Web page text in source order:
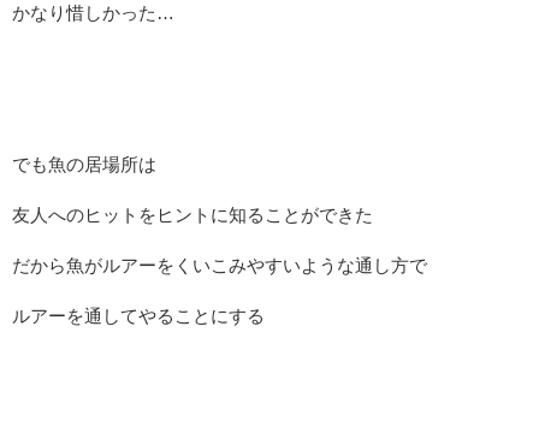
かなり惜しかった…
でも魚の居場所は
友人へのヒットをヒントに知ることができた
だから魚がルアーをくいこみやすいような通し方で
ルアーを通してやることにする